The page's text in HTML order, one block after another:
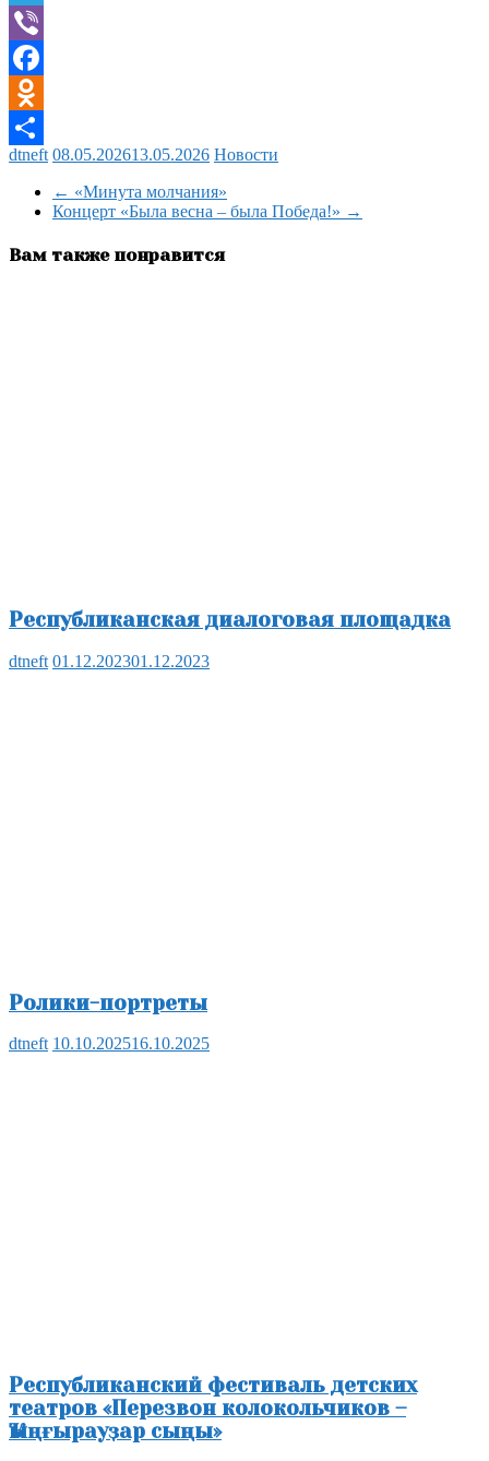
Telegram
Viber
Facebook
Odnoklassniki
Отправить
dtneft 08.05.202613.05.2026 Новости
← «Минута молчания»
Концерт «Была весна – была Победа!» →
Вам также понравится
Республиканская диалоговая площадка
dtneft 01.12.202301.12.2023
Ролики-портреты
dtneft 10.10.202516.10.2025
Республиканский фестиваль детских
театров «Перезвон колокольчиков –
Ҡыңғырауҙар сыңы»